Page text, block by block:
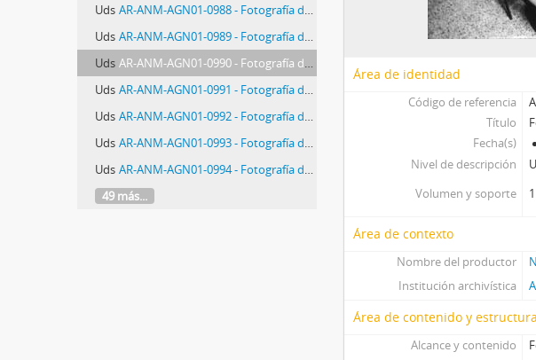
Uds AR-ANM-AGN01-0988 - Fotografía de Walter Klein
Uds AR-ANM-AGN01-0989 - Fotografía del Operativo Dorrego
Uds AR-ANM-AGN01-0990 - Fotografía del ERP en conferencia de prensa
Uds AR-ANM-AGN01-0991 - Fotografía de presos a disposición del Poder Ejecutivo Nacional
Uds AR-ANM-AGN01-0992 - Fotografía de juicio a sindicalistas
Uds AR-ANM-AGN01-0993 - Fotografía del Movimiento Patriótico Nacional
Uds AR-ANM-AGN01-0994 - Fotografía del Cordobazo
49 más...
Área de identidad
Código de referencia
Título
Fecha(s)
Nivel de descripción
Volumen y soporte
Área de contexto
Nombre del productor
Institución archivística
Área de contenido y estructura
Alcance y contenido